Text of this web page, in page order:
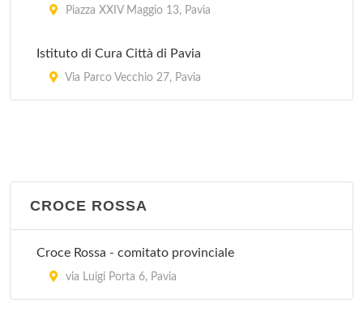
Piazza XXIV Maggio 13, Pavia
Istituto di Cura Città di Pavia
Via Parco Vecchio 27, Pavia
CROCE ROSSA
Croce Rossa - comitato provinciale
via Luigi Porta 6, Pavia